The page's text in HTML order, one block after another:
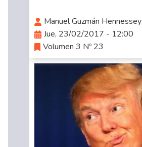
Manuel Guzmán Hennessey
Jue, 23/02/2017 - 12:00
Volumen 3 Nº 23